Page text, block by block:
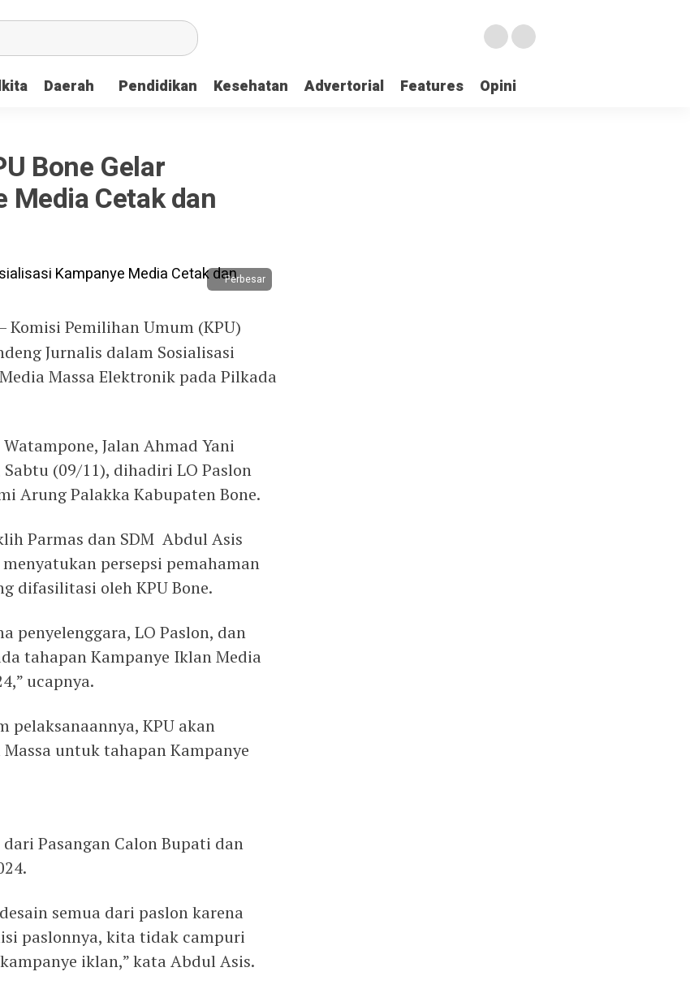
Daerah Pendidikan Kesehatan Advertorial Features Opini
Bone Gelar
Media Cetak dan
Perbesar
Komisi Pemilihan Umum (KPU)
Jurnalis dalam Sosialisasi
Massa Elektronik pada Pilkada
Jalan Ahmad Yani
(09/11), dihadiri LO Paslon
Arung Palakka Kabupaten Bone.
Parmas dan SDM Abdul Asis
persepsi pemahaman
difasilitasi oleh KPU Bone.
penyelenggara, LO Paslon, dan
tahapan Kampanye Iklan Media
ucapnya.
pelaksanaannya, KPU akan
untuk tahapan Kampanye
Pasangan Calon Bupati dan
semua dari paslon karena
paslonnya, kita tidak campuri
iklan,” kata Abdul Asis.